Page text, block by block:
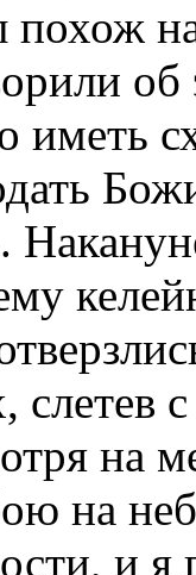
об
иметь
слетев
на
на
и